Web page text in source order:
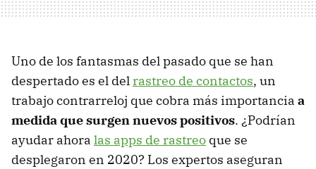
Uno de los fantasmas del pasado que se han
despertado es el del rastreo de contactos, un
trabajo contrarreloj que cobra más importancia a
medida que surgen nuevos positivos. ¿Podrían
ayudar ahora las apps de rastreo que se
desplegaron en 2020? Los expertos aseguran